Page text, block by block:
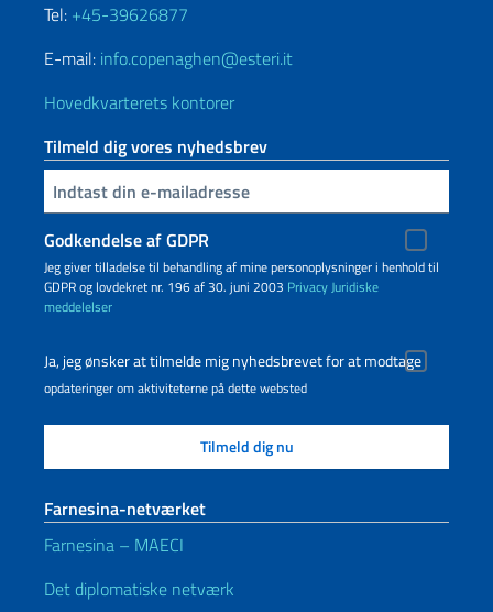
Tel: +45-39626877
E-mail: info.copenaghen@esteri.it
Hovedkvarterets kontorer
Tilmeld dig vores nyhedsbrev
Indtast din e-mailadresse
Godkendelse af GDPR
Jeg giver tilladelse til behandling af mine personoplysninger i henhold til
GDPR og lovdekret nr. 196 af 30. juni 2003 PrivacyJuridiske
meddelelser
Ja, jeg ønsker at tilmelde mig nyhedsbrevet for at modtage
opdateringer om aktiviteterne på dette websted
Farnesina-netværket
Farnesina – MAECI
Det diplomatiske netværk